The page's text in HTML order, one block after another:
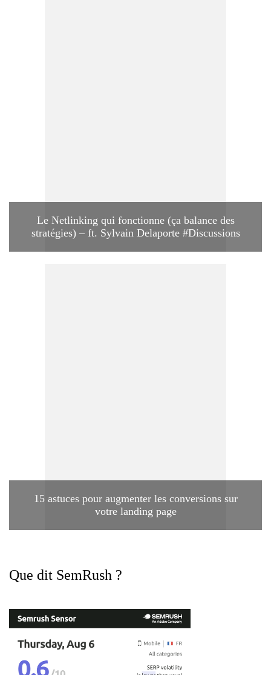
Le Netlinking qui fonctionne (ça balance des
stratégies) – ft. Sylvain Delaporte #Discussions
15 astuces pour augmenter les conversions sur
votre landing page
Que dit SemRush ?